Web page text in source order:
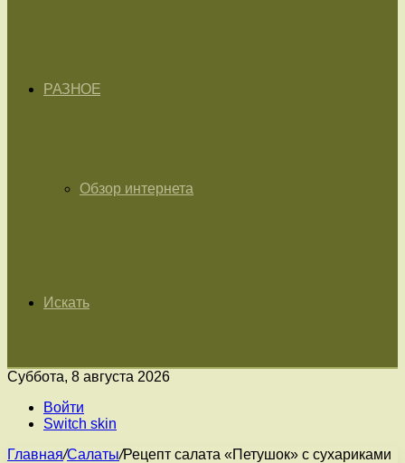
РАЗНОЕ
Обзор интернета
Искать
Суббота, 8 августа 2026
Войти
Switch skin
Главная/Салаты/Рецепт салата «Петушок» с сухариками